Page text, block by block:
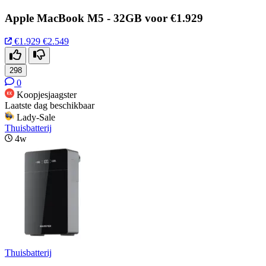
Apple MacBook M5 - 32GB voor €1.929
€1.929 €2.549
298
0
Koopjesjaagster
Laatste dag beschikbaar
Lady-Sale
Thuisbatterij
4w
Thuisbatterij